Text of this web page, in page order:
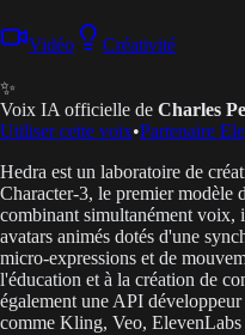
Vidéo Créativité
✨
Voix IA officielle de Charles
Utiliser cette voix•Partenaire
Hedra est un laboratoire de
Character-3, le premier
combinant simultanément voix,
avatars animés dotés d'une
micro-expressions et de
l'éducation et à la création de
également une API
comme Kling, Veo, ElevenLabs